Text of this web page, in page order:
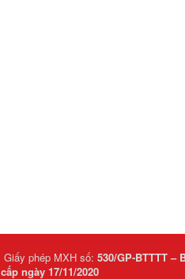
Giấy phép MXH số: 530/GP-BTTTT –
cấp ngày 17/11/2020